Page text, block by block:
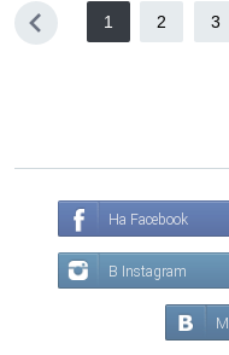
1 2 3
На Facebook
В Instagram